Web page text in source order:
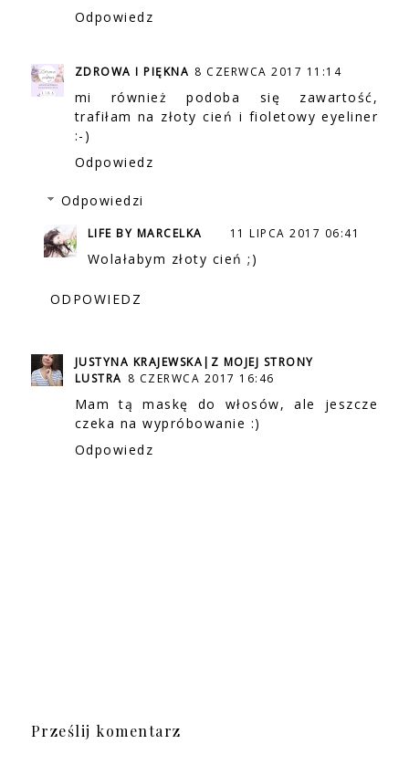
Odpowiedz
ZDROWA I PIĘKNA 8 CZERWCA 2017 11:14
mi również podoba się zawartość,
trafiłam na złoty cień i fioletowy eyeliner
:-)
Odpowiedz
Odpowiedzi
LIFE BY MARCELKA 11 LIPCA 2017 06:41
Wolałabym złoty cień ;)
ODPOWIEDZ
JUSTYNA KRAJEWSKA|Z MOJEJ STRONY
LUSTRA 8 CZERWCA 2017 16:46
Mam tą maskę do włosów, ale jeszcze
czeka na wypróbowanie :)
Odpowiedz
Prześlij komentarz